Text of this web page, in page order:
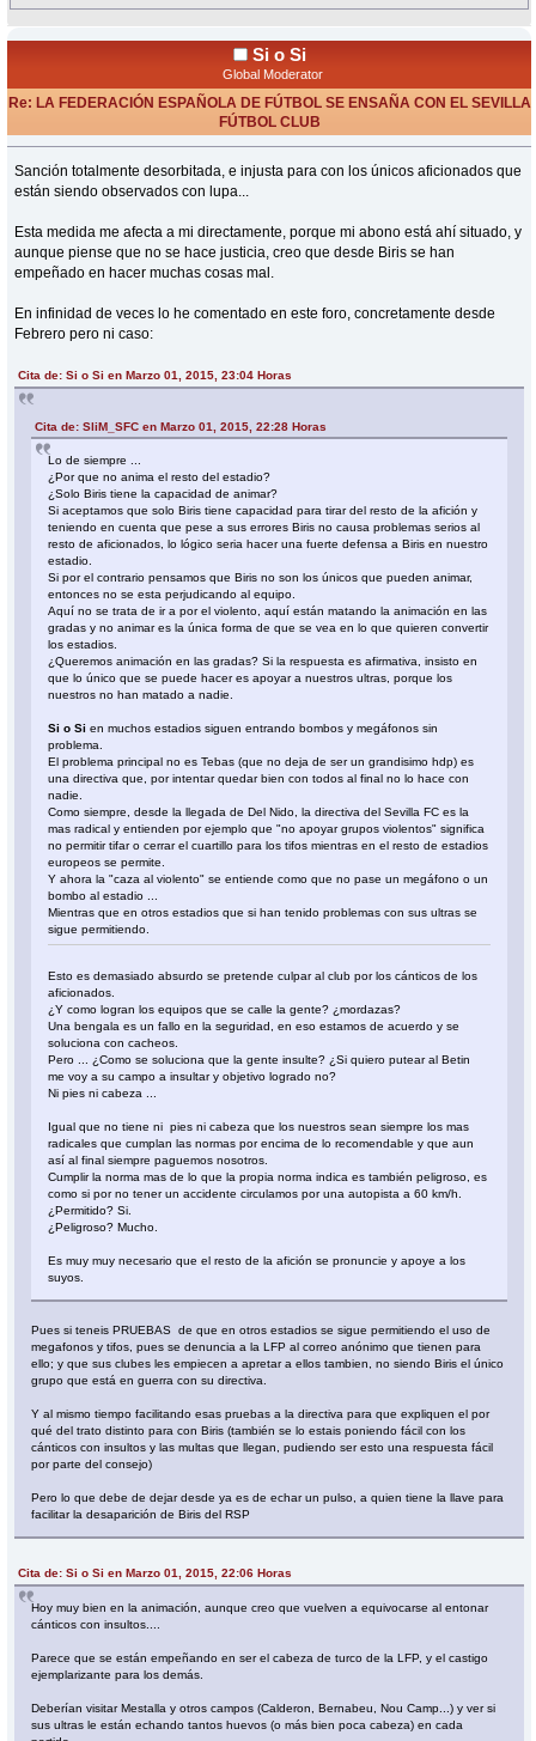
Si o Si
Global Moderator
Re: LA FEDERACIÓN ESPAÑOLA DE FÚTBOL SE ENSAÑA CON EL SEVILLA
FÚTBOL CLUB
Sanción totalmente desorbitada, e injusta para con los únicos aficionados que
están siendo observados con lupa...
Esta medida me afecta a mi directamente, porque mi abono está ahí situado, y
aunque piense que no se hace justicia, creo que desde Biris se han
empeñado en hacer muchas cosas mal.
En infinidad de veces lo he comentado en este foro, concretamente desde
Febrero pero ni caso:
Cita de: Si o Si en Marzo 01, 2015, 23:04 Horas
Cita de: SliM_SFC en Marzo 01, 2015, 22:28 Horas
Lo de siempre ...
¿Por que no anima el resto del estadio?
¿Solo Biris tiene la capacidad de animar?
Si aceptamos que solo Biris tiene capacidad para tirar del resto de la afición y
teniendo en cuenta que pese a sus errores Biris no causa problemas serios al
resto de aficionados, lo lógico seria hacer una fuerte defensa a Biris en nuestro
estadio.
Si por el contrario pensamos que Biris no son los únicos que pueden animar,
entonces no se esta perjudicando al equipo.
Aquí no se trata de ir a por el violento, aquí están matando la animación en las
gradas y no animar es la única forma de que se vea en lo que quieren convertir
los estadios.
¿Queremos animación en las gradas? Si la respuesta es afirmativa, insisto en
que lo único que se puede hacer es apoyar a nuestros ultras, porque los
nuestros no han matado a nadie.
Si o Sien muchos estadios siguen entrando bombos y megáfonos sin
problema.
El problema principal no es Tebas (que no deja de ser un grandisimo hdp) es
una directiva que, por intentar quedar bien con todos al final no lo hace con
nadie.
Como siempre, desde la llegada de Del Nido, la directiva del Sevilla FC es la
mas radical y entienden por ejemplo que "no apoyar grupos violentos" significa
no permitir tifar o cerrar el cuartillo para los tifos mientras en el resto de estadios
europeos se permite.
Y ahora la "caza al violento" se entiende como que no pase un megáfono o un
bombo al estadio ...
Mientras que en otros estadios que si han tenido problemas con sus ultras se
sigue permitiendo.
Esto es demasiado absurdo se pretende culpar al club por los cánticos de los
aficionados.
¿Y como logran los equipos que se calle la gente? ¿mordazas?
Una bengala es un fallo en la seguridad, en eso estamos de acuerdo y se
soluciona con cacheos.
Pero ... ¿Como se soluciona que la gente insulte? ¿Si quiero putear al Betin
me voy a su campo a insultar y objetivo logrado no?
Ni pies ni cabeza ...
Igual que no tiene ni pies ni cabeza que los nuestros sean siempre los mas
radicales que cumplan las normas por encima de lo recomendable y que aun
así al final siempre paguemos nosotros.
Cumplir la norma mas de lo que la propia norma indica es también peligroso, es
como si por no tener un accidente circulamos por una autopista a 60 km/h.
¿Permitido? Si.
¿Peligroso? Mucho.
Es muy muy necesario que el resto de la afición se pronuncie y apoye a los
suyos.
Pues si teneis PRUEBAS de que en otros estadios se sigue permitiendo el uso de
megafonos y tifos, pues se denuncia a la LFP al correo anónimo que tienen para
ello; y que sus clubes les empiecen a apretar a ellos tambien, no siendo Biris el único
grupo que está en guerra con su directiva.
Y al mismo tiempo facilitando esas pruebas a la directiva para que expliquen el por
qué del trato distinto para con Biris (también se lo estais poniendo fácil con los
cánticos con insultos y las multas que llegan, pudiendo ser esto una respuesta fácil
por parte del consejo)
Pero lo que debe de dejar desde ya es de echar un pulso, a quien tiene la llave para
facilitar la desaparición de Biris del RSP
Cita de: Si o Si en Marzo 01, 2015, 22:06 Horas
Hoy muy bien en la animación, aunque creo que vuelven a equivocarse al entonar
cánticos con insultos....
Parece que se están empeñando en ser el cabeza de turco de la LFP, y el castigo
ejemplarizante para los demás.
Deberían visitar Mestalla y otros campos (Calderon, Bernabeu, Nou Camp...) y ver si
sus ultras le están echando tantos huevos (o más bien poca cabeza) en cada